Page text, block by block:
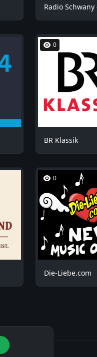
0
BR Klassik
0
Die-Liebe.com